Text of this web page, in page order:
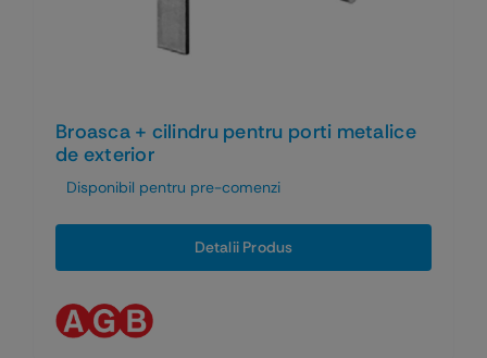
Broasca + cilindru pentru porti metalice
de exterior
Disponibil pentru pre-comenzi
Detalii Produs